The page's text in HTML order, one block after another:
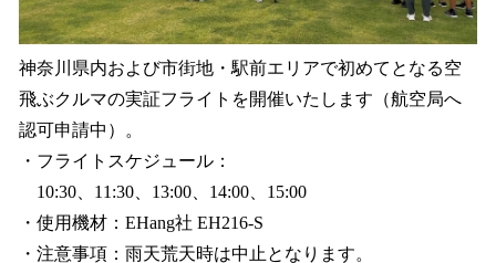
神奈川県内および市街地・駅前エリアで初めてとなる空
飛ぶクルマの実証フライトを開催いたします（航空局へ
認可申請中）。
・フライトスケジュール：
10:30、11:30、13:00、14:00、15:00
・使用機材：EHang社 EH216-S
・注意事項：雨天荒天時は中止となります。